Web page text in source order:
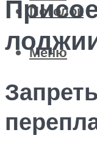
Потолок
Меню